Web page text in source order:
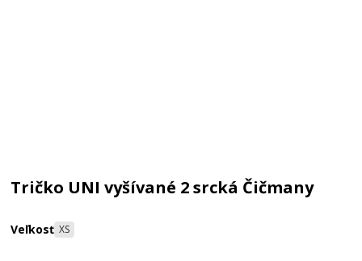
Tričko UNI vyšívané 2 srcká Čičmany
Veľkosť XS